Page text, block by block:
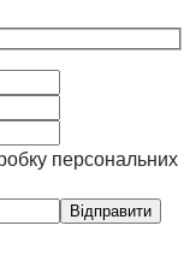
персональних